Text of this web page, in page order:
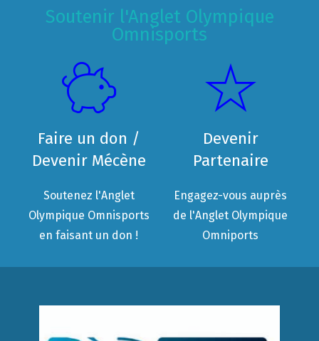
Soutenir l'Anglet Olympique
Omnisports
Faire un don /
Devenir Mécène
Soutenez l'Anglet
Olympique Omnisports
en faisant un don !
Devenir
Partenaire
Engagez-vous auprès
de l'Anglet Olympique
Omniports